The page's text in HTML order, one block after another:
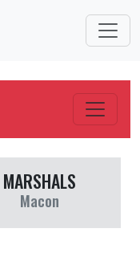
MARSHALS
Macon